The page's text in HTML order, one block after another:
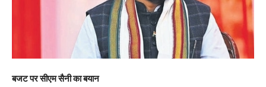
बजट पर सीएम सैनी का बयान